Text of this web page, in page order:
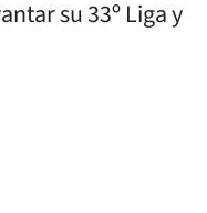
su 33º Liga y